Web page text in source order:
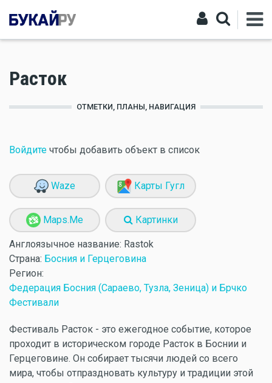
Расток
ОТМЕТКИ, ПЛАНЫ, НАВИГАЦИЯ
Войдите чтобы добавить объект в список
Waze Карты Гугл
Maps.Me Картинки
Англоязычное название: Rastok
Страна: Босния и Герцеговина
Регион:
Федерация Босния (Сараево, Тузла, Зеница) и Брчко
Фестивали
Фестиваль Расток - это ежегодное событие, которое
проходит в историческом городе Расток в Боснии и
Герцеговине. Он собирает тысячи людей со всего
мира, чтобы отпраздновать культуру и традиции этой